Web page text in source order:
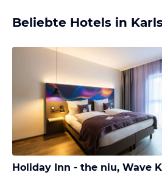
Beliebte Hotels in